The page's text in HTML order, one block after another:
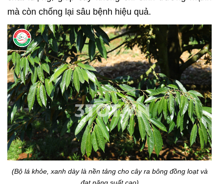
mà còn chống lại sâu bệnh hiệu quả.
(Bộ lá khỏe, xanh dày là nền tảng cho cây ra bông đồng loạt và
đạt năng suất cao)